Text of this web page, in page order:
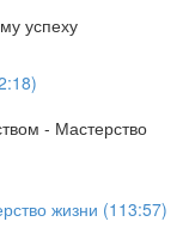
успеху
- Мастерство
жизни (113:57)